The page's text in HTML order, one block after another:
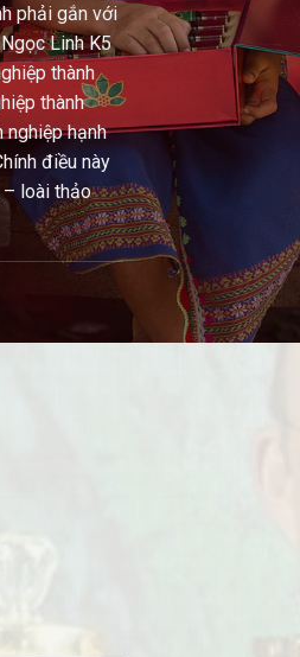
phải gắn với
Linh K5
thành
thành
nghiệp hạnh
điều này
– loài thảo